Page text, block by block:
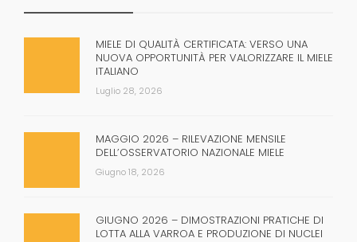
MIELE DI QUALITÀ CERTIFICATA: VERSO UNA
NUOVA OPPORTUNITÀ PER VALORIZZARE IL MIELE
ITALIANO
Luglio 28, 2026
MAGGIO 2026 – RILEVAZIONE MENSILE
DELL’OSSERVATORIO NAZIONALE MIELE
Giugno 18, 2026
GIUGNO 2026 – DIMOSTRAZIONI PRATICHE DI
LOTTA ALLA VARROA E PRODUZIONE DI NUCLEI